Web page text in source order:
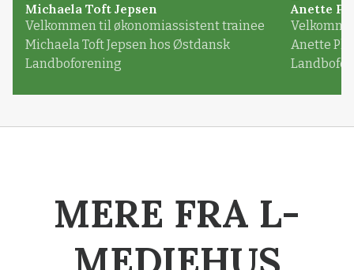
Michaela Toft Jepsen
Velkommen til økonomiassistent trainee
Michaela Toft Jepsen hos Østdansk
Landboforening
Anette
Anette
MERE FRA L-